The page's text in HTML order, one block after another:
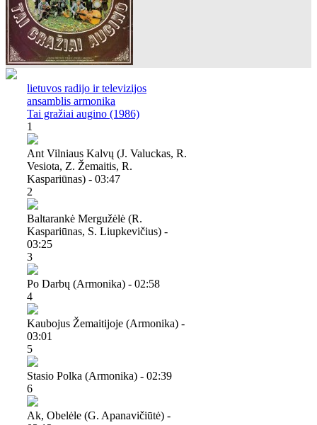
lietuvos radijo ir televizijos
ansamblis armonika
Tai gražiai augino (1986)
1
Ant Vilniaus Kalvų (j. Valuckas, R.
Vesiota, Z. Žemaitis, R.
Kaspariūnas) - 03:47
2
Baltarankė Mergužėlė (r.
Kaspariūnas, S. Liupkevičius) -
03:25
3
Po Darbų (armonika) - 02:58
4
Kaubojus Žemaitijoje (armonika) -
03:01
5
Stasio Polka (armonika) - 02:39
6
Ak, Obelėle (g. Apanavičiūtė) -